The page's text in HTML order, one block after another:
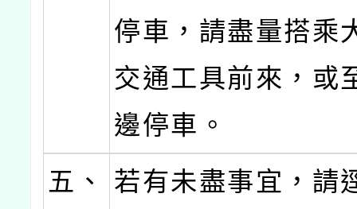
停車，請盡量搭乘
交通工具前來，或
邊停車。
五、
若有未盡事宜，請